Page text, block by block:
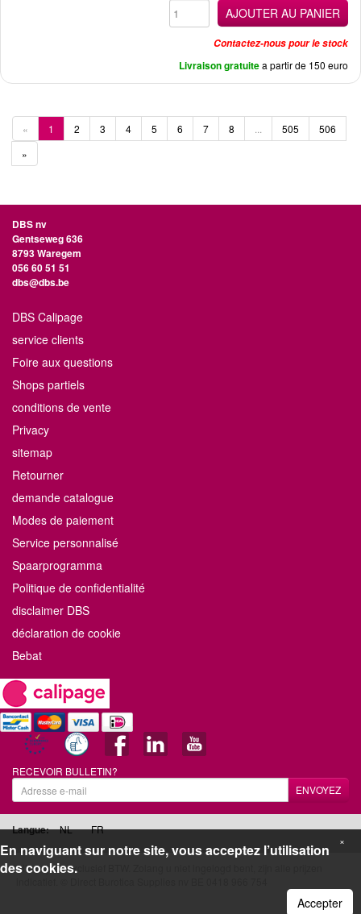
AJOUTER AU PANIER
Contactez-nous pour le stock
Livraison gratuitea partir de 150 euro
« 1 2 3 4 5 6 7 8 505
506
»
DBS nv
Gentseweg 636
8793 Waregem
056 60 51 51
dbs@dbs.be
DBS Calipage
service clients
Foire aux questions
Shops partiels
conditions de vente
Privacy
sitemap
Retourner
demande catalogue
Modes de paiement
Service personnalisé
Spaarprogramma
Politique de confidentialité
disclaimer DBS
déclaration de cookie
Bebat
RECEVOIR BULLETIN?
ENVOYEZ
Langue: NL FR
Alle prijzen exclusief BTW. Zolang u niet ingelogd bent, zijn alle prijzen
En naviguant sur notre site, vous acceptez l’utilisation
des cookies.
Accepter
×